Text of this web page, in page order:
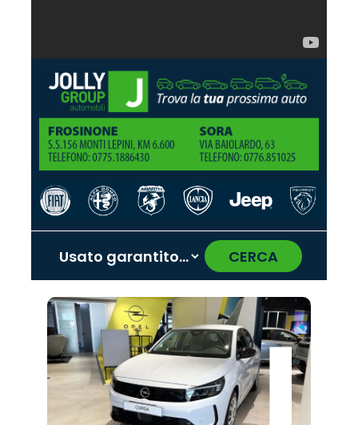
CERCA
Promo
Lancia
Promo
Land
Rover
Promo
Citroën
Promo
Opel
Promo
Jaecoo
Promo
Abarth
Promo
Seat
Promo
Mazda
Promo
Hyundai
Promo
Omoda
Promo
Jeep
Promo
Alfa
Romeo
Promo
Fiat
Promo
Cupra
Promo
Peugeot
‹ ›